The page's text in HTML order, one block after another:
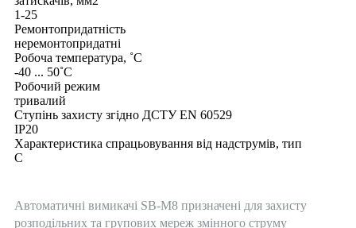
1-25
Ремонтопридатність
неремонтопридатні
Робоча температура, ˚С
-40 ... 50˚С
Робочий режим
тривалий
Ступінь захисту згідно ДСТУ EN 60529
IP20
Характеристика спрацьовування від надструмів, тип
C
Автоматичні вимикачі SB-M8 призначені для захисту
розподільних та групових мереж змінного струму